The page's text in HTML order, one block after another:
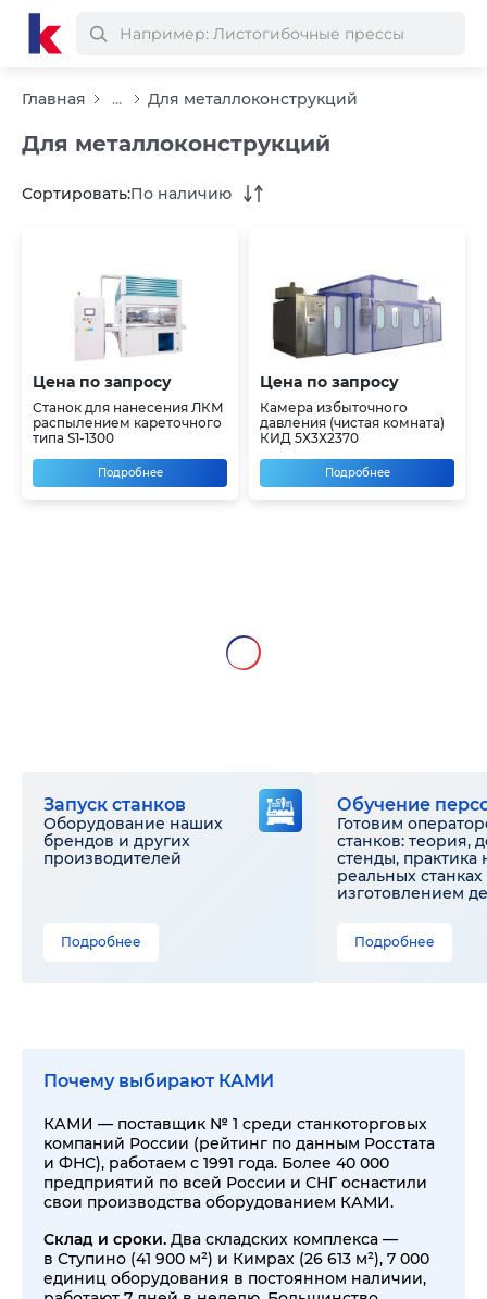
Главная ... Для металлоконструкций
Для металлоконструкций
Сортировать:По наличию
Цена по запросу
Станок для нанесения ЛКМ
распылением кареточного
типа S1-1300
Подробнее
Цена по запросу
Камера избыточного
давления (чистая комната)
КИД 5Х3Х2370
Подробнее
Запуск станков
Оборудование наших
брендов и других
производителей
Подробнее
Обучение
Готовим
станков: теория,
стенды, практика
реальных станках
изготовлением
Подробнее
Почему выбирают КАМИ
КАМИ — поставщик № 1 среди станкоторговых
компаний России (рейтинг по данным Росстата
и ФНС), работаем с 1991 года. Более 40 000
предприятий по всей России и СНГ оснастили
свои производства оборудованием КАМИ.
Склад и сроки. Два складских комплекса —
в Ступино (41 900 м²) и Кимрах (26 613 м²), 7 000
единиц оборудования в постоянном наличии,